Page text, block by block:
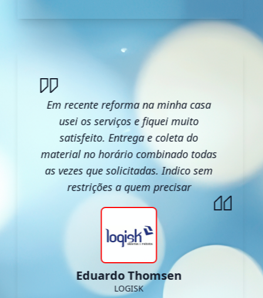
Em recente reforma na minha casa
usei os serviços e fiquei muito
satisfeito. Entrega e coleta do
material no horário combinado todas
as vezes que solicitadas. Indico sem
restrições a quem precisar
Eduardo Thomsen
LOGISK